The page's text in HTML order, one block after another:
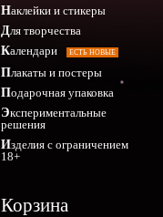
Наклейки и стикеры
Для творчества
Календари
ЕСТЬ НОВЫЕ
Плакаты и постеры
Подарочная упаковка
Экспериментальные
решения
Изделия с ограничением
18+
Корзина